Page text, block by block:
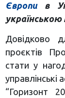
Європив
Довідково
проєктів
стати у
управлінські
“Горизонт